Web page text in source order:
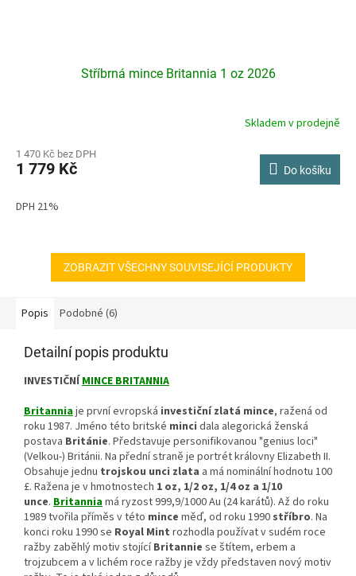
Stříbrná mince Britannia 1 oz 2026
produktu
je
z
Skladem v prodejně
1 470 Kč bez DPH
1 779 Kč Do košíku
DPH 21%
ZOBRAZIT VŠECHNY SOUVISEJÍCÍ PRODUKTY
Popis Podobné (6)
Detailní popis produktu
INVESTIČNÍMINCE BRITANNIA
Britanniaje první evropská investiční zlatá mince, ražená od
roku 1987. Jméno této britské minci dala alegorická ženská
postava Británie. Představuje personifikovanou "genius loci"
(Velkou-) Británii. Na přední straně je portrét královny Elizabeth II.
Obsahuje jednu trojskou unci zlata a má nominální hodnotu 100
£. Ražena je v hmotnostech 1 oz, 1/2 oz, 1/4 oz a 1/10
unce. Britanniamá ryzost 999,9/1000 Au (24 karátů). Až do roku
1989 tvořila příměs v této mince měď, od roku 1990 stříbro. Na
konci roku 1990 se Royal Mint rozhodla používat v sudém roce
ražby zaběhlý motiv stojícíBritannie se štítem, erbem a
trojzubcem a v lichém roce ražby je vždy představen nový motiv